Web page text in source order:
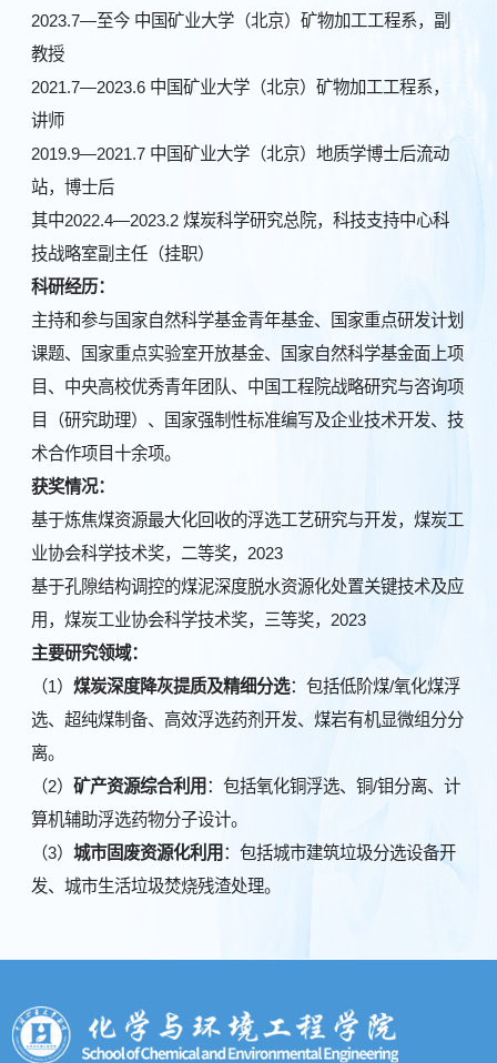
2023.7—至今 中国矿业大学（北京）矿物加工工程系，副
教授
2021.7—2023.6 中国矿业大学（北京）矿物加工工程系，
讲师
2019.9—2021.7 中国矿业大学（北京）地质学博士后流动
站，博士后
其中2022.4—2023.2 煤炭科学研究总院，科技支持中心科
技战略室副主任（挂职）
科研经历：
主持和参与国家自然科学基金青年基金、国家重点研发计划
课题、国家重点实验室开放基金、国家自然科学基金面上项
目、中央高校优秀青年团队、中国工程院战略研究与咨询项
目（研究助理）、国家强制性标准编写及企业技术开发、技
术合作项目十余项。
获奖情况：
基于炼焦煤资源最大化回收的浮选工艺研究与开发，煤炭工
业协会科学技术奖，二等奖，2023
基于孔隙结构调控的煤泥深度脱水资源化处置关键技术及应
用，煤炭工业协会科学技术奖，三等奖，2023
主要研究领域：
（1）煤炭深度降灰提质及精细分选：包括低阶煤/氧化煤浮
选、超纯煤制备、高效浮选药剂开发、煤岩有机显微组分分
离。
（2）矿产资源综合利用 ：包括氧化铜浮选、铜/钼分离、计
算机辅助浮选药物分子设计。
（3）城市固废资源化利用 ：包括城市建筑垃圾分选设备开
发、城市生活垃圾焚烧残渣处理。